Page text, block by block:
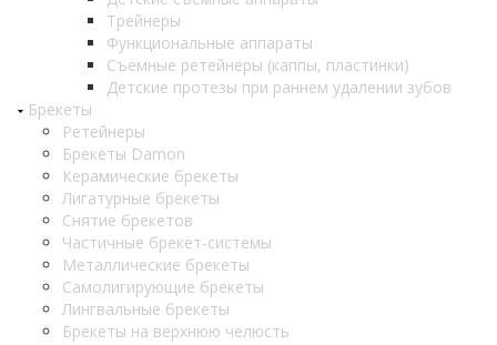
Трейнеры
Функциональные аппараты
Съемные ретейнеры (каппы, пластинки)
Детские протезы при раннем удалении зубов
Брекеты
Ретейнеры
Брекеты Damon
Керамические брекеты
Лигатурные брекеты
Снятие брекетов
Частичные брекет-системы
Металлические брекеты
Самолигирующие брекеты
Лингвальные брекеты
Брекеты на верхнюю челюсть